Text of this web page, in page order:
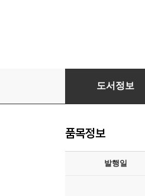
공자·노자·석가·
도서정보
품목정보
발행일